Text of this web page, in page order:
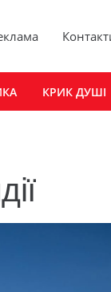
КРИК ДУШІ